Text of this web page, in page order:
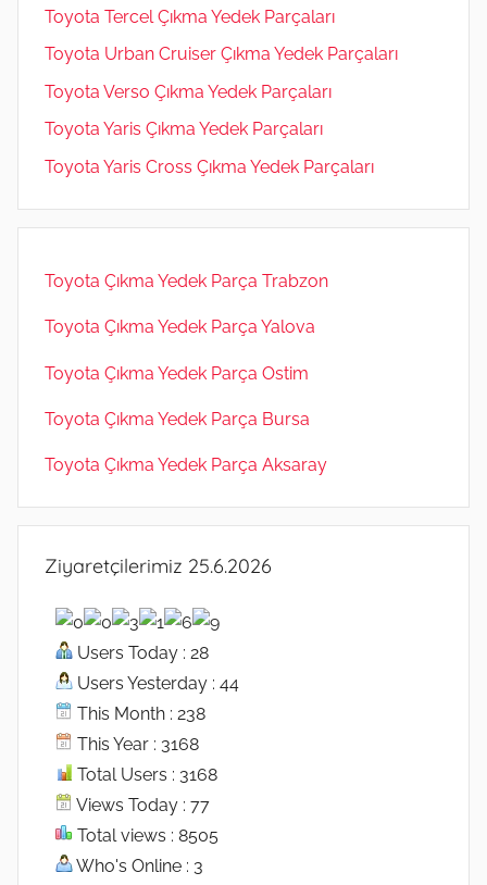
Toyota Tercel Çıkma Yedek Parçaları
Toyota Urban Cruiser Çıkma Yedek Parçaları
Toyota Verso Çıkma Yedek Parçaları
Toyota Yaris Çıkma Yedek Parçaları
Toyota Yaris Cross Çıkma Yedek Parçaları
Toyota Çıkma Yedek Parça Trabzon
Toyota Çıkma Yedek Parça Yalova
Toyota Çıkma Yedek Parça Ostim
Toyota Çıkma Yedek Parça Bursa
Toyota Çıkma Yedek Parça Aksaray
Ziyaretçilerimiz 25.6.2026
Users Today : 28
Users Yesterday : 44
This Month : 238
This Year : 3168
Total Users : 3168
Views Today : 77
Total views : 8505
Who's Online : 3